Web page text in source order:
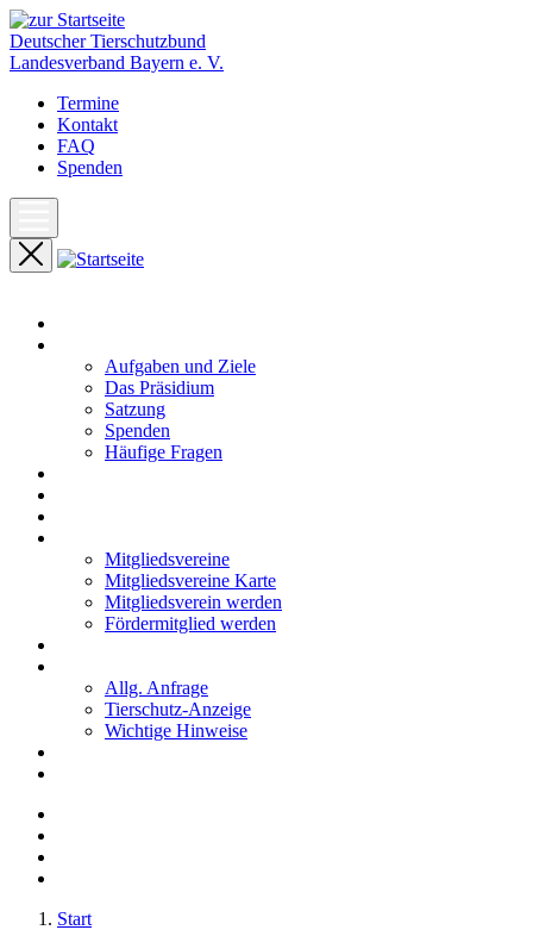
Deutscher Tierschutzbund
Landesverband Bayern e. V.
Termine
Kontakt
FAQ
Spenden
Aufgaben und Ziele
Das Präsidium
Satzung
Spenden
Häufige Fragen
Mitgliedsvereine
Mitgliedsvereine Karte
Mitgliedsverein werden
Fördermitglied werden
Allg. Anfrage
Tierschutz-Anzeige
Wichtige Hinweise
Start